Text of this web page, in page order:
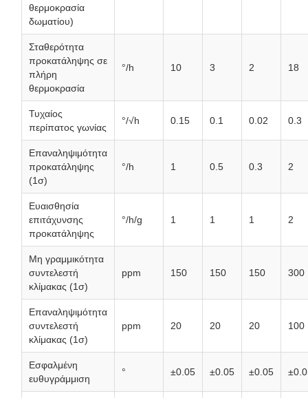
θερμοκρασία
δωματίου)
Σταθερότητα
προκατάληψης σε
πλήρη
θερμοκρασία
°/h 10 3 2 18
Τυχαίος
περίπατος γωνίας
°/√h 0.15 0.1 0.02 0.3
Επαναληψιμότητα
προκατάληψης
(1σ)
°/h 1 0.5 0.3 2
Ευαισθησία
επιτάχυνσης
προκατάληψης
°/h/g 1 1 1 2
Μη γραμμικότητα
συντελεστή
κλίμακας (1σ)
ppm 150 150 150 300
Επαναληψιμότητα
συντελεστή
κλίμακας (1σ)
ppm 20 20 20 100
Εσφαλμένη
ευθυγράμμιση
° ±0.05 ±0.05 ±0.05